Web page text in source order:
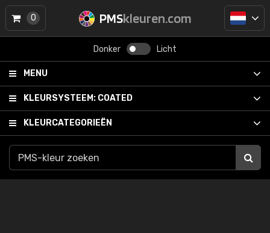
PMSkleuren.com
Donker Licht
MENU
KLEURSYSTEEM: COATED
KLEURCATEGORIEËN
0